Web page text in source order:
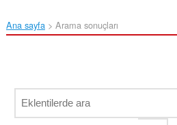
Ana sayfa Arama sonuçları